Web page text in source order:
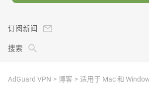
订阅新闻
搜索
AdGuard VPN 博客